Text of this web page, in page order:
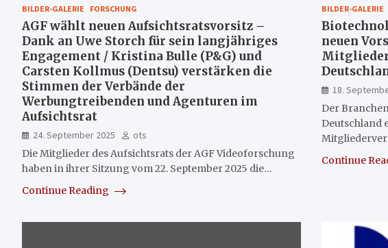
BILDER-GALERIE FORSCHUNG
AGF wählt neuen Aufsichtsratsvorsitz –
Dank an Uwe Storch für sein langjähriges
Engagement / Kristina Bulle (P&G) und
Carsten Kollmus (Dentsu) verstärken die
Stimmen der Verbände der
Werbungtreibenden und Agenturen im
Aufsichtsrat
24. September 2025
ots
Die Mitglieder des Aufsichtsrats der AGF Videoforschung
haben in ihrer Sitzung vom 22. September 2025 die…
Continue Reading
BILDER-GALERIE
neuen
18.
Der
Deutschland
Continue